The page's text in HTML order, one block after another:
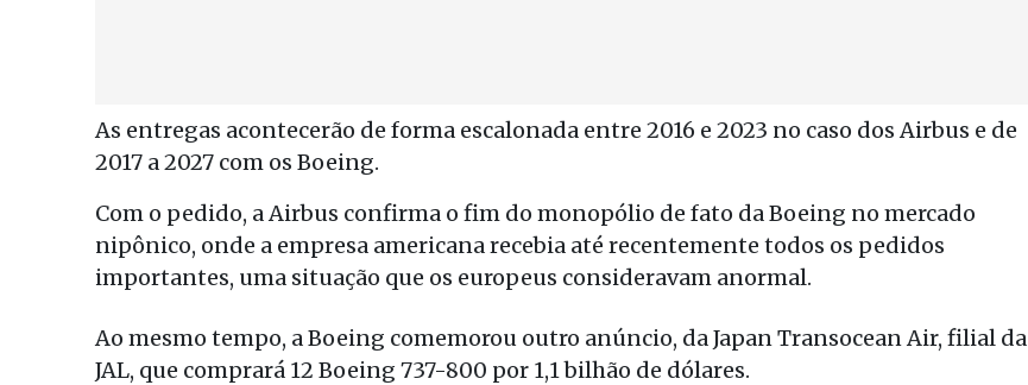
As entregas acontecerão de forma escalonada entre 2016 e 2023 no caso dos Airbus e de
2017 a 2027 com os Boeing.
Com o pedido, a Airbus confirma o fim do monopólio de fato da Boeing no mercado
nipônico, onde a empresa americana recebia até recentemente todos os pedidos
importantes, uma situação que os europeus consideravam anormal.
Ao mesmo tempo, a Boeing comemorou outro anúncio, da Japan Transocean Air, filial da
JAL, que comprará 12 Boeing 737-800 por 1,1 bilhão de dólares.